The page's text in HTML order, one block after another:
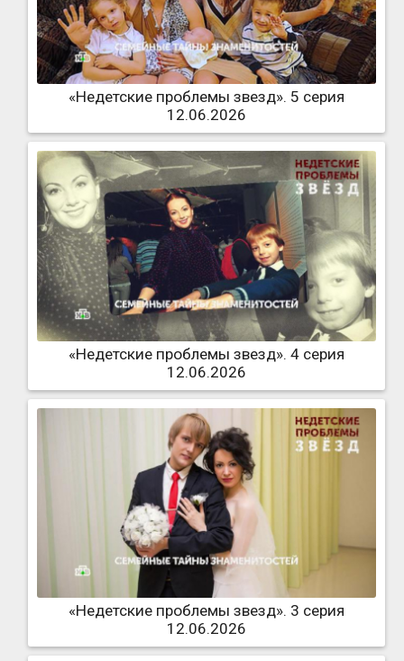
«Недетские проблемы звезд». 5 серия
12.06.2026
«Недетские проблемы звезд». 4 серия
12.06.2026
«Недетские проблемы звезд». 3 серия
12.06.2026